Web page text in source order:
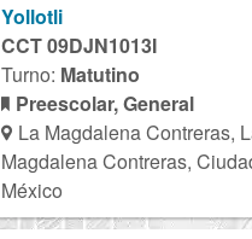
Yollotli
CCT 09DJN1013I
Turno: Matutino
Preescolar, General
La Magdalena Contreras,
Magdalena Contreras,
México